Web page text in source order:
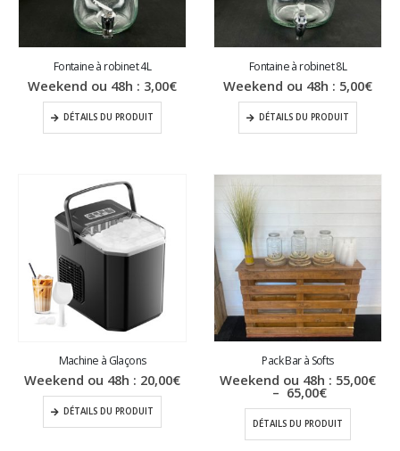
Fontaine à robinet 4L
Weekend ou 48h : 3,00€
DÉTAILS DU PRODUIT
Fontaine à robinet 8L
Weekend ou 48h : 5,00€
DÉTAILS DU PRODUIT
Machine à Glaçons
Weekend ou 48h : 20,00€
DÉTAILS DU PRODUIT
Pack Bar à Softs
Weekend ou 48h : 55,00€
– 65,00€Plage
de
prix :
55,00€
à
DÉTAILS DU PRODUIT